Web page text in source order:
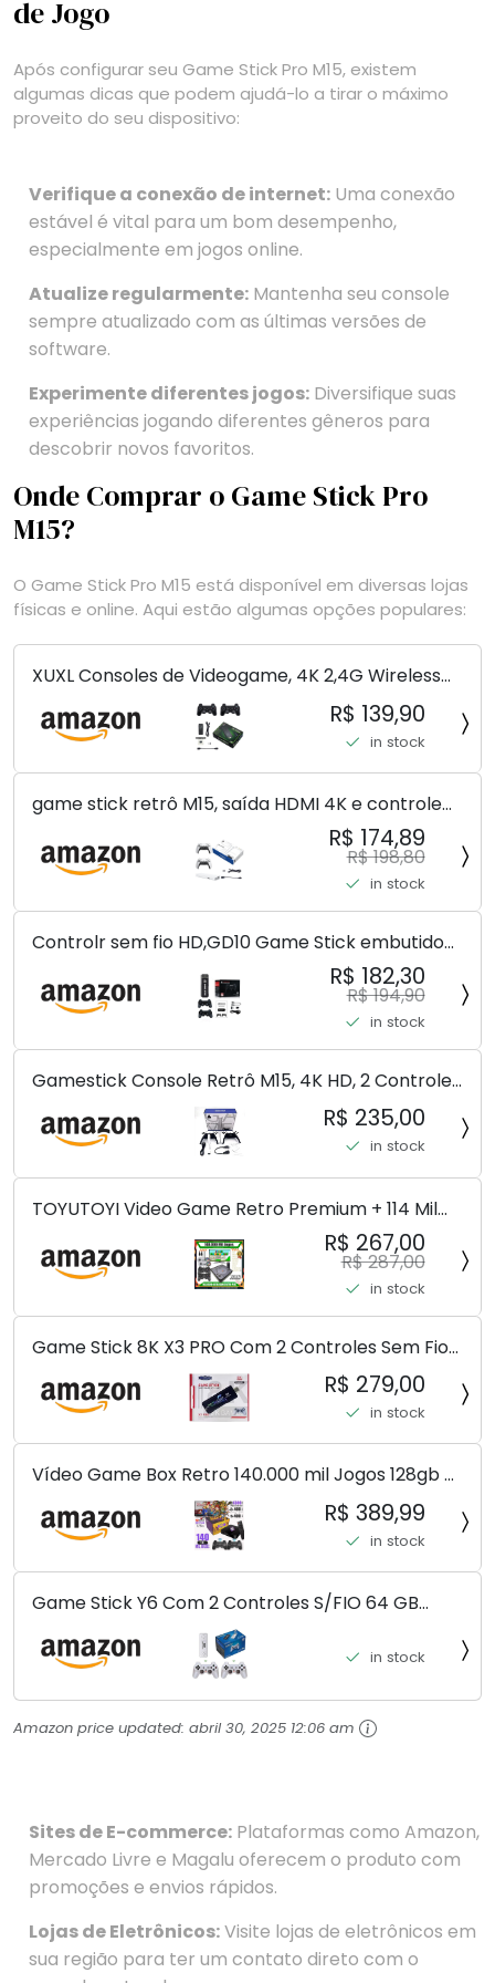
de Jogo
Após configurar seu Game Stick Pro M15, existem
algumas dicas que podem ajudá-lo a tirar o máximo
proveito do seu dispositivo:
Verifique a conexão de internet: Uma conexão
estável é vital para um bom desempenho,
especialmente em jogos online.
Atualize regularmente: Mantenha seu console
sempre atualizado com as últimas versões de
software.
Experimente diferentes jogos: Diversifique suas
experiências jogando diferentes gêneros para
descobrir novos favoritos.
Onde Comprar o Game Stick Pro
M15?
O Game Stick Pro M15 está disponível em diversas lojas
físicas e online. Aqui estão algumas opções populares:
XUXL Consoles de Videogame, 4K 2,4G Wireless
10.000 jogos 32/64GB Retro Classic Gaming
Gamepads Controlador da família de TV para
R$ 139,90
in stock
game stick retrô M15, saída HDMI 4K e controle
sem fio, console de videogame Plug and Play com
mais de 30.000 jogos, console de jogos Arcade
(128G)
R$ 174,89
R$ 198,80
in stock
Controlr sem fio HD,GD10 Game Stick embutido
40000 jogos 128GB 2.4G controlr sem fio HD
console de videogame retrô 4k HD console de
videogame
R$ 182,30
R$ 194,90
in stock
Gamestick Console Retrô M15, 4K HD, 2 Controles
Wireless 2.4GHz, 20000+ Jogos, 256MB DDR3
R$ 235,00
in stock
TOYUTOYI Video Game Retro Premium + 114 Mil
Jogos + 4 Controles + Atualizado
R$ 267,00
R$ 287,00
in stock
Game Stick 8K X3 PRO Com 2 Controles Sem Fio
Controlador De Jogo 30000 + JogosR$ 279,00
in stock
Vídeo Game Box Retro 140.000 mil Jogos 128gb 2
Controles Sem Fio Premiun (SEM FIO)R$ 389,99
in stock
Game Stick Y6 Com 2 Controles S/FIO 64 GB
10.000 J. Pura Nostalgia Venha Conferir!!!
in stock
Amazon price updated: abril 30, 2025 12:06 am
Sites de E-commerce: Plataformas como Amazon,
Mercado Livre e Magalu oferecem o produto com
promoções e envios rápidos.
Lojas de Eletrônicos:Visite lojas de eletrônicos em
sua região para ter um contato direto com o